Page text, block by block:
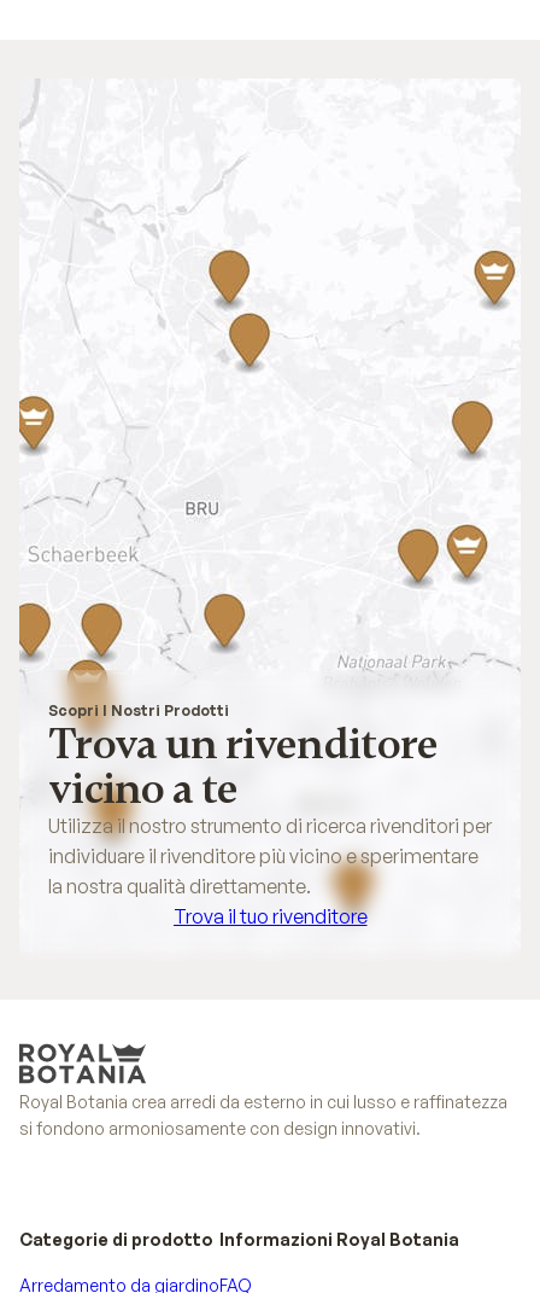
Scopri I Nostri Prodotti
Trova un rivenditore
vicino a te
Utilizza il nostro strumento di ricerca rivenditori per
individuare il rivenditore più vicino e sperimentare
la nostra qualità direttamente.
Trova il tuo rivenditore
Royal Botania crea arredi da esterno in cui lusso e raffinatezza
si fondono armoniosamente con design innovativi.
Categorie di prodotto
Arredamento da giardino
Informazioni Royal Botania
FAQ